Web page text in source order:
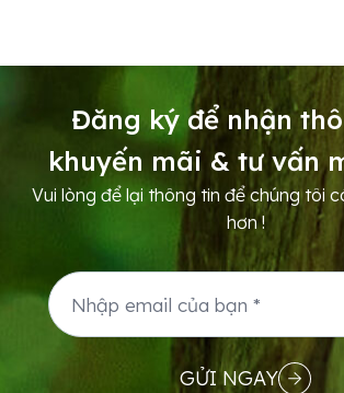
giống như nhóm dinh dưỡng giúp
“sức”...
Đăng ký để nhận
khuyến mãi & tư vấn
Vui lòng để lại thông tin để chúng tôi
hơn !
GỬI NGAY